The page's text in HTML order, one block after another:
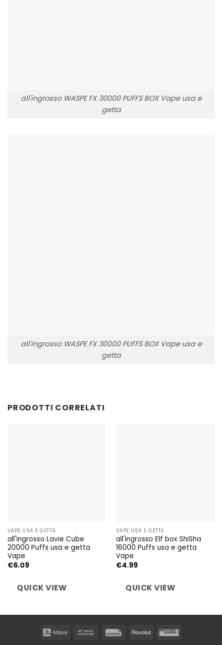
all'ingrosso WASPE FX 30000 PUFFS BOX Vape usa e
getta
all'ingrosso WASPE FX 30000 PUFFS BOX Vape usa e
getta
PRODOTTI CORRELATI
VAPE USA E GETTA
all'ingrosso Lavie Cube
20000 Puffs usa e getta
Vape
€6.09
QUICK VIEW
VAPE USA E GETTA
all'ingrosso Elf box ShiSha
16000 Puffs usa e getta
Vape
€4.99
QUICK VIEW
Alipay
Bank
Invoice RevolutWestern